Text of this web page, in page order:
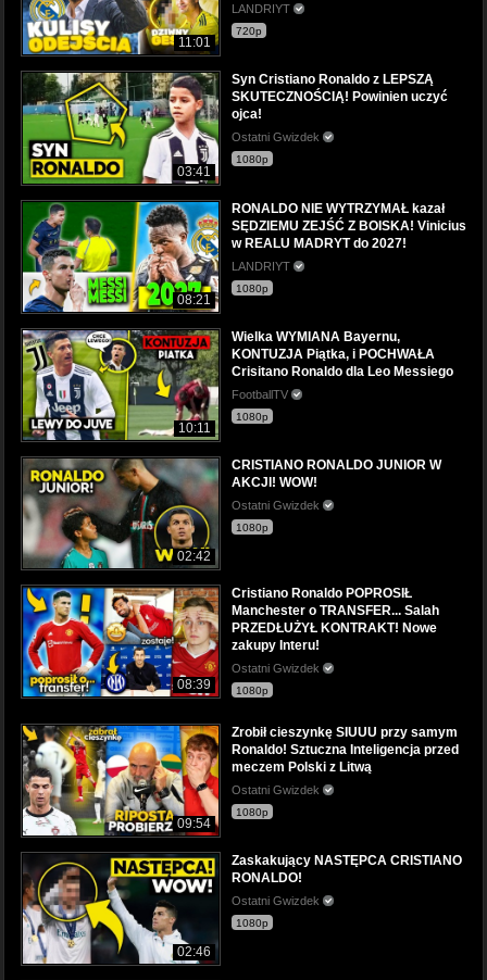
11:01
LANDRIYT
720p
03:41
Syn Cristiano Ronaldo z LEPSZĄ
SKUTECZNOŚCIĄ! Powinien uczyć
ojca!
Ostatni Gwizdek
1080p
08:21
RONALDO NIE WYTRZYMAŁ kazał
SĘDZIEMU ZEJŚĆ Z BOISKA! Vinicius
w REALU MADRYT do 2027!
LANDRIYT
1080p
10:11
Wielka WYMIANA Bayernu,
KONTUZJA Piątka, i POCHWAŁA
Crisitano Ronaldo dla Leo Messiego
FootballTV
1080p
02:42
CRISTIANO RONALDO JUNIOR W
AKCJI! WOW!
Ostatni Gwizdek
1080p
08:39
Cristiano Ronaldo POPROSIŁ
Manchester o TRANSFER... Salah
PRZEDŁUŻYŁ KONTRAKT! Nowe
zakupy Interu!
Ostatni Gwizdek
1080p
09:54
Zrobił cieszynkę SIUUU przy samym
Ronaldo! Sztuczna Inteligencja przed
meczem Polski z Litwą
Ostatni Gwizdek
1080p
02:46
Zaskakujący NASTĘPCA CRISTIANO
RONALDO!
Ostatni Gwizdek
1080p